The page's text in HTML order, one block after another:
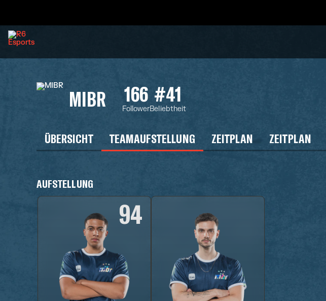
MIBR 166
Follower
#41
Beliebtheit
ÜBERSICHT TEAMAUFSTELLUNG ZEITPLAN ZEITPLAN
AUFSTELLUNG
94